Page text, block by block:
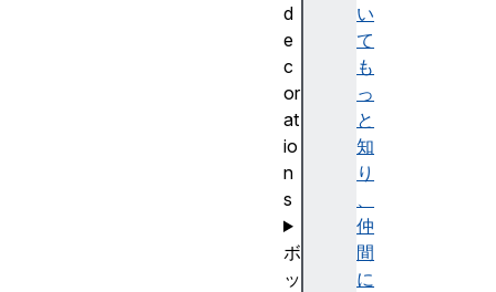
い
て
も
っ
と
知
り
、
仲
間
に
d
e
c
or
at
io
n
s
ボ
ッ